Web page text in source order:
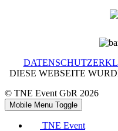
DIESE WEBSEITE
© TNE Event GbR 2026
Mobile Menu Toggle
TNE Event